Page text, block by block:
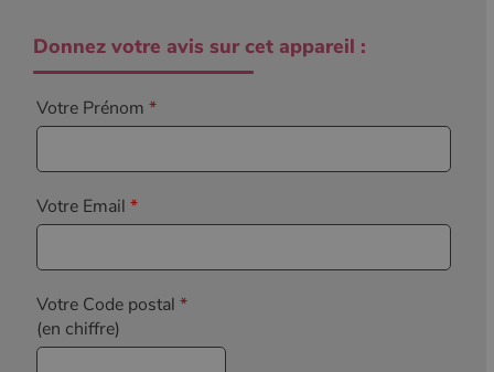
Donnez votre avis sur cet appareil :
Votre Prénom *
Votre Email *
Votre Code postal *
(en chiffre)